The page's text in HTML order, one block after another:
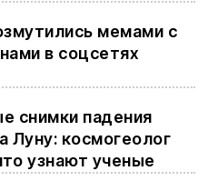
мемами с
в соцсетях
снимки падения
Луну: космогеолог
узнают ученые